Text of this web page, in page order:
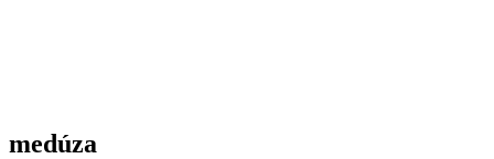
medúza